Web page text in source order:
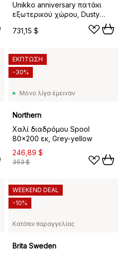
Unikko anniversary πατάκι
εξωτερικού χώρου, Dusty
731,15 $
Μόνο λίγα έμειναν
Northern
Χαλί διαδρόμου Spool
80x200 εκ, Grey-yellow
246,89 $
353 $
ΕΚΠΤΩΣΗ
-30%
Κατόπιν παραγγελίας
Brita Sweden
WEEKEND DEAL
-10%